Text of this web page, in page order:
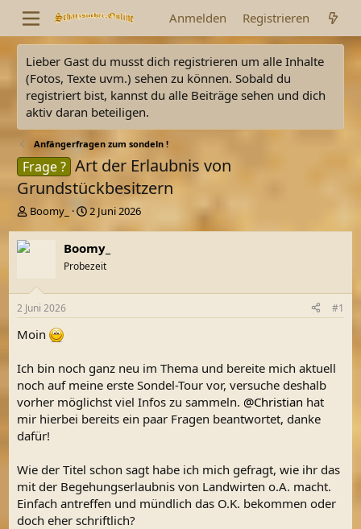
Anmelden Registrieren
Lieber Gast du musst dich registrieren um alle Inhalte
(Fotos, Texte uvm.) sehen zu können. Sobald du
registriert bist, kannst du alle Beiträge sehen und dich
aktiv daran beteiligen.
Anfängerfragen zum sondeln !
Frage ? Art der Erlaubnis von
Grundstückbesitzern
E
t
l
e
Boomy_
E
t
e
l
2 Juni 2026
Boomy_
Probezeit
2 Juni 2026 #1
Moin
Ich bin noch ganz neu im Thema und bereite mich aktuell
noch auf meine erste Sondel-Tour vor, versuche deshalb
vorher möglichst viel Infos zu sammeln. @Christian hat
mir hierbei bereits ein paar Fragen beantwortet, danke
dafür!
Wie der Titel schon sagt habe ich mich gefragt, wie ihr das
mit der Begehungserlaubnis von Landwirten o.A. macht.
Einfach antreffen und mündlich das O.K. bekommen oder
doch eher schriftlich?